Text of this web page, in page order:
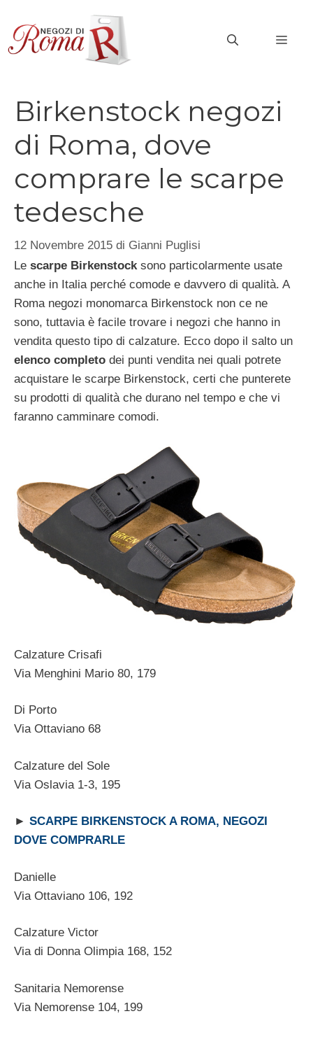
contenuto
Birkenstock negozi
di Roma, dove
comprare le scarpe
tedesche
12 Novembre 2015 di Gianni Puglisi
Le scarpe Birkenstocksono particolarmente usate
anche in Italia perché comode e davvero di qualità. A
Roma negozi monomarca Birkenstock non ce ne
sono, tuttavia è facile trovare i negozi che hanno in
vendita questo tipo di calzature. Ecco dopo il salto un
elenco completo dei punti vendita nei quali potrete
acquistare le scarpe Birkenstock, certi che punterete
su prodotti di qualità che durano nel tempo e che vi
faranno camminare comodi.
Calzature Crisafi
Via Menghini Mario 80, 179
Di Porto
Via Ottaviano 68
Calzature del Sole
Via Oslavia 1-3, 195
► SCARPE BIRKENSTOCK A ROMA, NEGOZI
DOVE COMPRARLE
Danielle
Via Ottaviano 106, 192
Calzature Victor
Via di Donna Olimpia 168, 152
Sanitaria Nemorense
Via Nemorense 104, 199